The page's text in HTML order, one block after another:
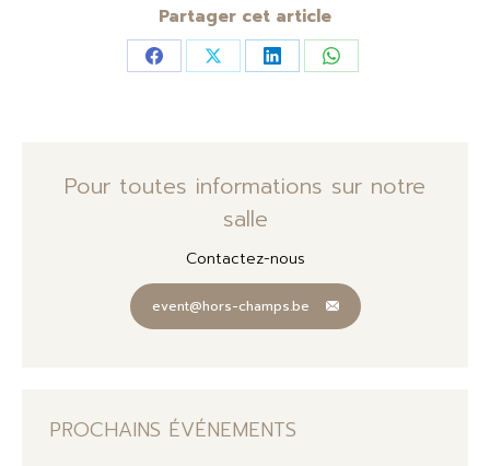
Partager cet article
PartagerPartagerPartagerPartager
Pour toutes informations sur notre
salle
Contactez-nous
event@hors-champs.be
PROCHAINS ÉVÉNEMENTS